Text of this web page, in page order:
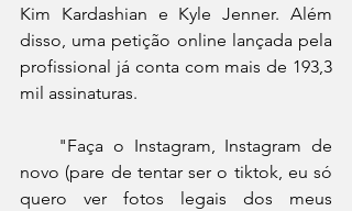
Kim Kardashian e Kyle Jenner. Além
disso, uma petição online lançada pela
profissional já conta com mais de 193,3
mil assinaturas.
novo (pare de tentar ser o tiktok, eu só
quero ver fotos legais dos meus